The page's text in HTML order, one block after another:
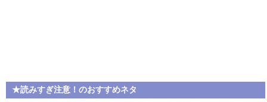
★読みすぎ注意！のおすすめネタ